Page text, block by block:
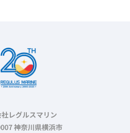
レグルスマリン
神奈川県横浜市